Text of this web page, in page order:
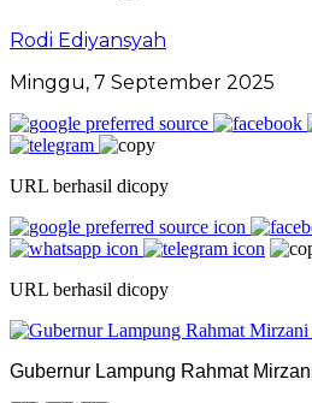
Rodi Ediyansyah
Minggu, 7 September 2025
URL berhasil dicopy
URL berhasil dicopy
Gubernur Lampung Rahmat